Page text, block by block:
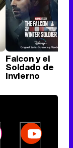
Falcon y el
Soldado de
Invierno